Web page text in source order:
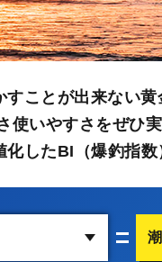
ことが出来ない
いやすさをぜひ
したBI（爆釣指数